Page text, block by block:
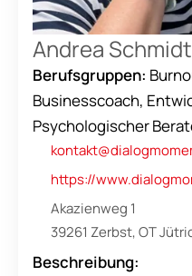
authentisches Leben
und Verbindung zu
Andrea Schmidt
Berufsgruppen:
Businesscoach,
Psychologischer
https://
Akazienweg 1
39261 Zerbst, OT
Beschreibung: